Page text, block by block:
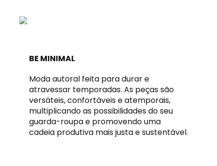
BE MINIMAL
Moda autoral feita para durar e
atravessar temporadas. As peças são
versáteis, confortáveis e atemporais,
multiplicando as possibilidades do seu
guarda-roupa e promovendo uma
cadeia produtiva mais justa e sustentável.